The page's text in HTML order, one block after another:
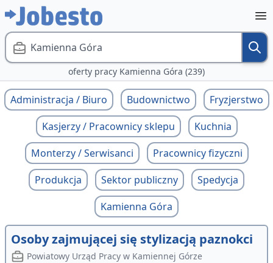
Kamienna Góra
oferty pracy Kamienna Góra (239)
Administracja / Biuro Budownictwo
Fryzjerstwo
Kasjerzy / Pracownicy sklepu
Kuchnia
Monterzy / Serwisanci
Pracownicy fizyczni
Produkcja
Sektor publiczny
Spedycja
Kamienna Góra
Osoby zajmującej się stylizacją paznokci
Powiatowy Urząd Pracy w Kamiennej Górze